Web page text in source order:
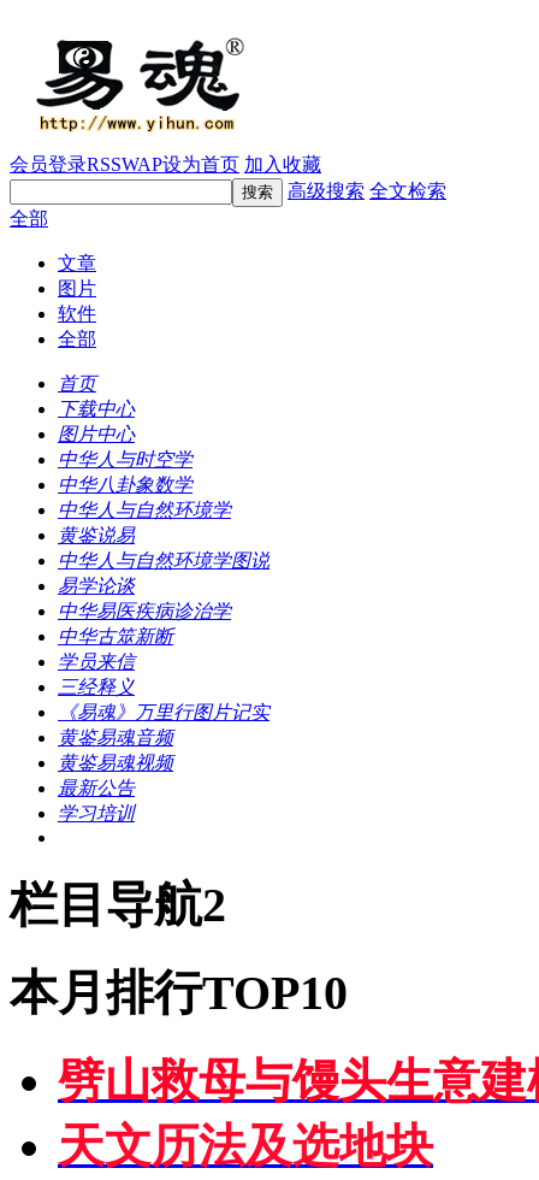
会员登录RSSWAP设为首页 加入收藏
高级搜索 全文检索
全部
文章
图片
软件
全部
首页
下载中心
图片中心
中华人与时空学
中华八卦象数学
中华人与自然环境学
黄鉴说易
中华人与自然环境学图说
易学论谈
中华易医疾病诊治学
中华古筮新断
学员来信
三经释义
《易魂》万里行图片记实
黄鉴易魂音频
黄鉴易魂视频
最新公告
学习培训
栏目导航2
本月排行TOP10
劈山救母与馒头生意建
天文历法及选地块